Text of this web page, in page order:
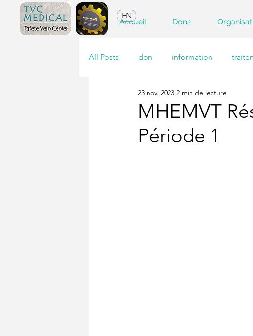
EN
Accueil Dons
All Posts don information
MHEMVT
Période 1
23 nov. 2023 2 min de lecture